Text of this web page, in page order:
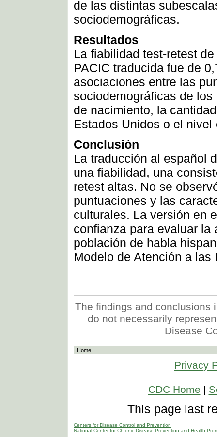
de las distintas
sociodemográficas.
Resultados
La fiabilidad test-retest
PACIC traducida fue de
asociaciones entre las
sociodemográficas de
de nacimiento, la
Estados Unidos o el nivel
Conclusión
La traducción al español
una fiabilidad, una
retest altas. No se
puntuaciones y las
culturales. La versión en
confianza para evaluar la
población de habla
Modelo de Atención a
The findings and conclusions
do not necessarily
Disease
Home
Privacy
CDC Home |
This page last
Centers for Disease Control and Prevention
National Center for Chronic Disease Prevention and Health